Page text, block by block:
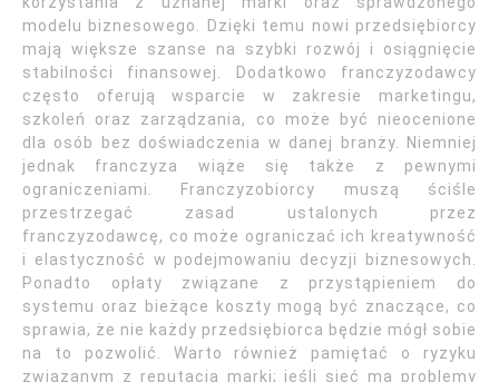
modelu biznesowego. Dzięki temu nowi przedsiębiorcy
mają większe szanse na szybki rozwój i osiągnięcie
stabilności finansowej. Dodatkowo franczyzodawcy
często oferują wsparcie w zakresie marketingu,
szkoleń oraz zarządzania, co może być nieocenione
dla osób bez doświadczenia w danej branży. Niemniej
jednak franczyza wiąże się także z pewnymi
ograniczeniami. Franczyzobiorcy muszą ściśle
przestrzegać zasad ustalonych przez
franczyzodawcę, co może ograniczać ich kreatywność
i elastyczność w podejmowaniu decyzji biznesowych.
Ponadto opłaty związane z przystąpieniem do
systemu oraz bieżące koszty mogą być znaczące, co
sprawia, że nie każdy przedsiębiorca będzie mógł sobie
na to pozwolić. Warto również pamiętać o ryzyku
związanym z reputacją marki; jeśli sieć ma problemy